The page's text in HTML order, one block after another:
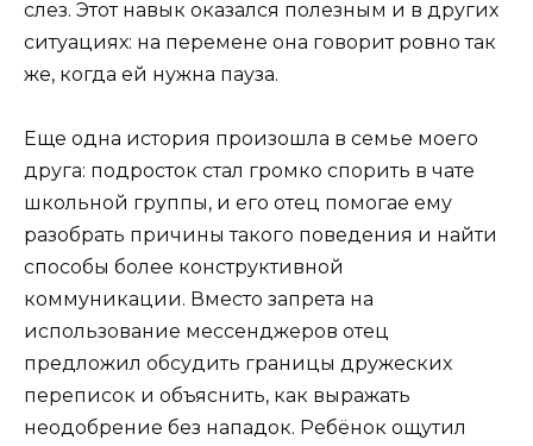
слез. Этот навык оказался полезным и в других
ситуациях: на перемене она говорит ровно так
же, когда ей нужна пауза.
Еще одна история произошла в семье моего
друга: подросток стал громко спорить в чате
школьной группы, и его отец помогае ему
разобрать причины такого поведения и найти
способы более конструктивной
коммуникации. Вместо запрета на
использование мессенджеров отец
предложил обсудить границы дружеских
переписок и объяснить, как выражать
неодобрение без нападок. Ребёнок ощутил